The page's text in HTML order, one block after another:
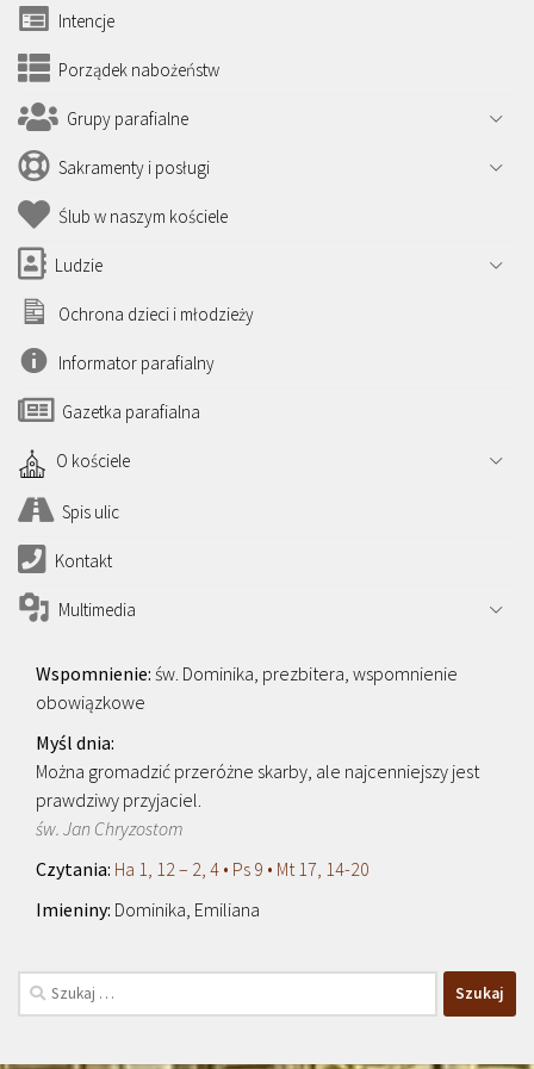
Intencje
Porządek nabożeństw
Grupy parafialne
Sakramenty i posługi
Ślub w naszym kościele
Ludzie
Ochrona dzieci i młodzieży
Informator parafialny
Gazetka parafialna
O kościele
Spis ulic
Kontakt
Multimedia
św. Dominika, prezbitera, wspomnienie
obowiązkowe
Można gromadzić przeróżne skarby, ale najcenniejszy jest
prawdziwy przyjaciel.
św. Jan Chryzostom
Ha 1, 12 – 2, 4 • Ps 9 • Mt 17, 14-20
Dominika, Emiliana
Szukaj: